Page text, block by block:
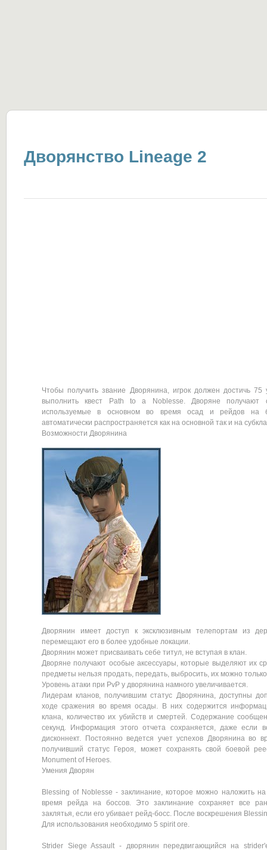
Дворянство Lineage 2
Чтобы получить звание Дворянина, игрок должен достичь 75
выполнить квест Path to a Noblesse. Дворяне получают
используемые в основном во время осад и рейдов на
автоматически распространяется как на основной так и на
Возможности Дворянина
Дворянин имеет доступ к эксклюзивным телепортам из
перемещают его в более удобные локации.
Дворянин может присваивать себе титул, не вступая в клан.
Дворяне получают особые аксессуары, которые выделяют их
предметы нельзя продать, передать, выбросить, их можно
Уровень атаки при PvP у дворянина намного увеличивается.
Лидерам кланов, получившим статус Дворянина, доступны
ходе сражения во время осады. В них содержится
клана, количество их убийств и смертей. Содержание
секунд. Информация этого отчета сохраняется, даже если
дисконнект. Постоянно ведется учет успехов Дворянина во
получивший статус Героя, может сохранять свой боевой
Monument of Heroes.
Умения Дворян
Blessing of Noblesse - заклинание, которое можно наложить на
время рейда на боссов. Это заклинание сохраняет все
заклятья, если его убивает рейд-босс. После воскрешения
Для использования необходимо 5 spirit ore.
Strider Siege Assault - дворянин передвигающийся на